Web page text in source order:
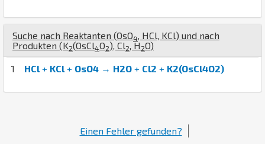
Suche nach Reaktanten (OsO4, HCl, KCl) und nach
Produkten (K2(OsCl4O2), Cl2,H 2O)
1 HCl+ KCl+ OsO4 → H2O + Cl2 + K2(OsCl4O2)
Einen Fehler gefunden?